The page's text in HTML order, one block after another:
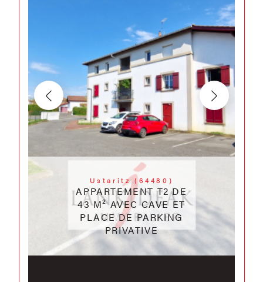
Ustaritz (64480)
APPARTEMENT T2 DE
43 M² AVEC CAVE ET
PLACE DE PARKING
PRIVATIVE